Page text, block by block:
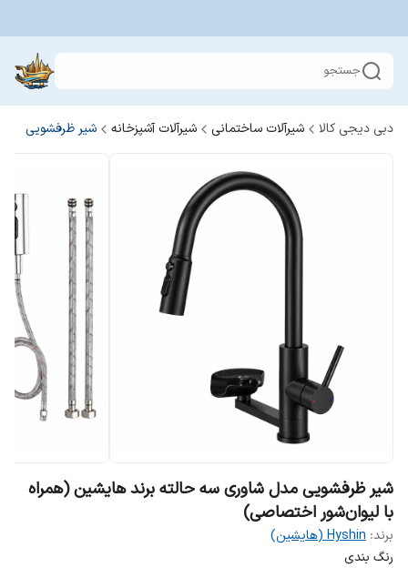
جستجو
دبی دیجی کالا شیرآلات ساختمانی شیرآلات آشپزخانه شیر ظرفشویی
شیر ظرفشویی مدل شاوری سه حالته برند هایشین (همراه
با لیوان‌شور اختصاصی)
برند: Hyshin (هایشین)
رنگ بندی